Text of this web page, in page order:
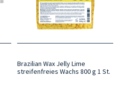
Brazilian Wax Jelly Lime
streifenfreies Wachs 800 g 1 St.